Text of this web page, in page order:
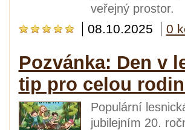
veřejný prostor.
08.10.2025 0
Pozvánka: Den v
tip pro celou
Populární
jubilejním 20.